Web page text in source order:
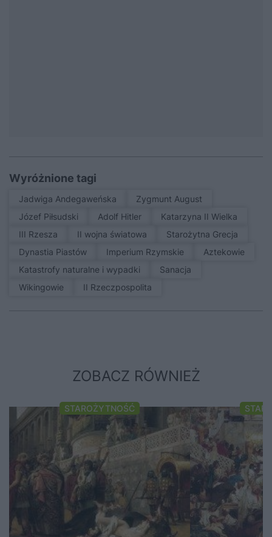
Wyróżnione tagi
Jadwiga Andegaweńska
Zygmunt August
Józef Piłsudski
Adolf Hitler
Katarzyna II Wielka
III Rzesza
II wojna światowa
Starożytna Grecja
Dynastia Piastów
Imperium Rzymskie
Aztekowie
Katastrofy naturalne i wypadki
sanacja
Wikingowie
II Rzeczpospolita
ZOBACZ RÓWNIEŻ
STAROŻYTNOŚĆ